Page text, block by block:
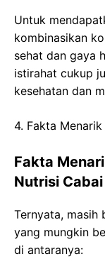
Untuk
kombinasikan
sehat dan gaya
istirahat cukup
kesehatan dan
4. Fakta
Fakta
Nutrisi Cabai
Ternyata, masih
yang mungkin
di antaranya: